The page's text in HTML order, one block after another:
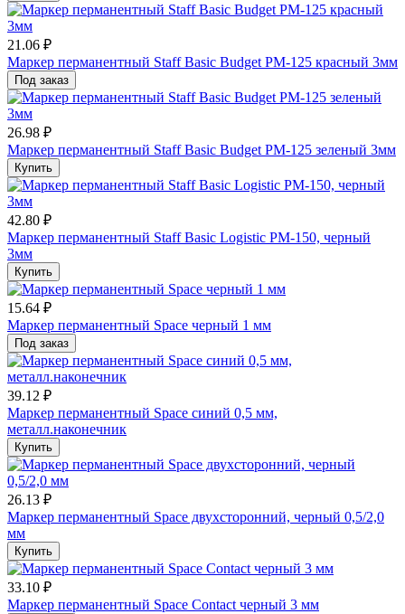
21.06 ₽
Маркер перманентный Staff Basic Budget PM-125 красный 3мм
Под заказ
26.98 ₽
Маркер перманентный Staff Basic Budget PM-125 зеленый 3мм
Купить
42.80 ₽
Маркер перманентный Staff Basic Logistic PM-150, черный
3мм
Купить
15.64 ₽
Маркер перманентный Space черный 1 мм
Под заказ
39.12 ₽
Маркер перманентный Space синий 0,5 мм,
металл.наконечник
Купить
26.13 ₽
Маркер перманентный Space двухсторонний, черный 0,5/2,0
мм
Купить
33.10 ₽
Маркер перманентный Space Contact черный 3 мм